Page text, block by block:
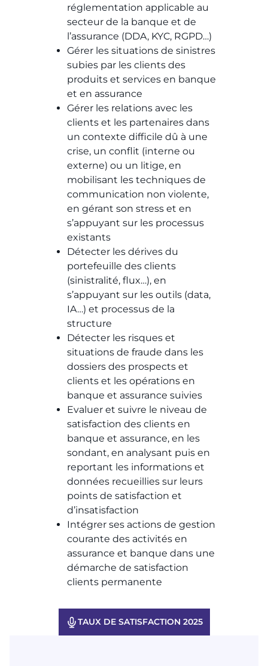
réglementation applicable au
secteur de la banque et de
l’assurance (DDA, KYC, RGPD…)​​
Gérer les situations de sinistres
subies par les clients des
produits et services en banque
et en assurance​​
Gérer les relations avec les
clients et les partenaires dans
un contexte difficile dû à une
crise, un conflit (interne ou
externe) ou un litige, en
mobilisant les techniques de
communication non violente,
en gérant son stress et en
s’appuyant sur les processus
existants​​
Détecter les dérives du
portefeuille des clients
(sinistralité, flux…), en
s’appuyant sur les outils (data,
IA…) et processus de la
structure​​
Détecter les risques et
situations de fraude dans les
dossiers des prospects et
clients et les opérations en
banque et assurance suivies​​
Evaluer et suivre le niveau de
satisfaction des clients en
banque et assurance, en les
sondant, en analysant puis en
reportant les informations et
données recueillies sur leurs
points de satisfaction et
d’insatisfaction​​
Intégrer ses actions de gestion
courante des activités en
assurance et banque dans une
démarche de satisfaction
clients permanente​
TAUX DE SATISFACTION 2025